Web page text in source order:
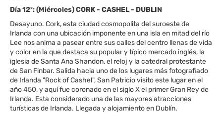
Día 12º: (Miércoles) CORK - CASHEL - DUBLIN
Desayuno. Cork, esta ciudad cosmopolita del suroeste de
Irlanda con una ubicación imponente en una isla en mitad del río
Lee nos anima a pasear entre sus calles del centro llenas de vida
y color en la que destaca su popular y típico mercado inglés, la
iglesia de Santa Ana Shandon, el reloj y la catedral protestante
de San Finbar. Salida hacia uno de los lugares más fotografiado
de Irlanda "Rock of Cashel", San Patricio visito este lugar en el
año 450, y aquí fue coronado en el siglo X el primer Gran Rey de
Irlanda. Esta considerado una de las mayores atracciones
turísticas de Irlanda. Llegada y alojamiento en Dublín.